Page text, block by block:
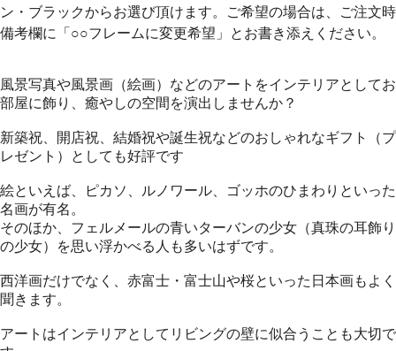
ン・ブラックからお選び頂けます。ご希望の場合は、ご注文時
備考欄に「○○フレームに変更希望」とお書き添えください。
風景写真や風景画（絵画）などのアートをインテリアとしてお
部屋に飾り、癒やしの空間を演出しませんか？
新築祝、開店祝、結婚祝や誕生祝などのおしゃれなギフト（プ
レゼント）としても好評です
絵といえば、ピカソ、ルノワール、ゴッホのひまわりといった
名画が有名。
そのほか、フェルメールの青いターバンの少女（真珠の耳飾り
の少女）を思い浮かべる人も多いはずです。
西洋画だけでなく、赤富士・富士山や桜といった日本画もよく
聞きます。
アートはインテリアとしてリビングの壁に似合うことも大切で